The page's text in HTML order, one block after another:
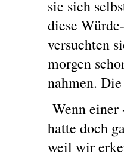
sie sich
diese
versuchten
morgen
nahmen.
Wenn
hatte doch
weil wir